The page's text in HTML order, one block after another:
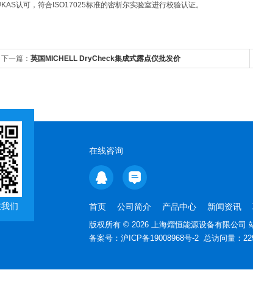
认可，符合ISO17025标准的密析尔实验室进行校验认证。
下一篇： 英国MICHELL DryCheck集成式露点仪批发价
们
在线咨询
首页 公司简介 产品中心 新闻资讯
版权所有 © 2026 上海熠恒能源设备有限公司
备案号： 沪ICP备19008968号-2 总访问量：